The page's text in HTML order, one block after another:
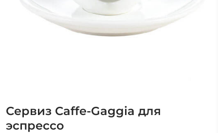
Сервиз Caffe-Gaggia для
эспрессо